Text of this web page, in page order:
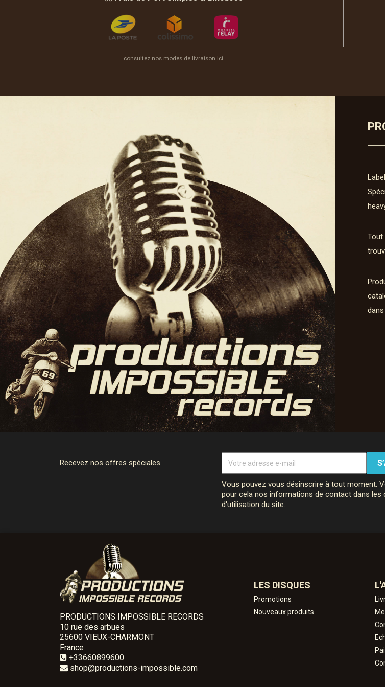
consultez nos modes de livraison ici
Tout
Recevez nos offres spéciales
Vous pouvez vous désinscrire à tout moment.
pour cela nos informations de contact dans les
d'utilisation du site.
PRODUCTIONS IMPOSSIBLE RECORDS
10 rue des arbues
25600 VIEUX-CHARMONT
France
+33660899600
shop@productions-impossible.com
LES DISQUES
Promotions
Nouveaux produits